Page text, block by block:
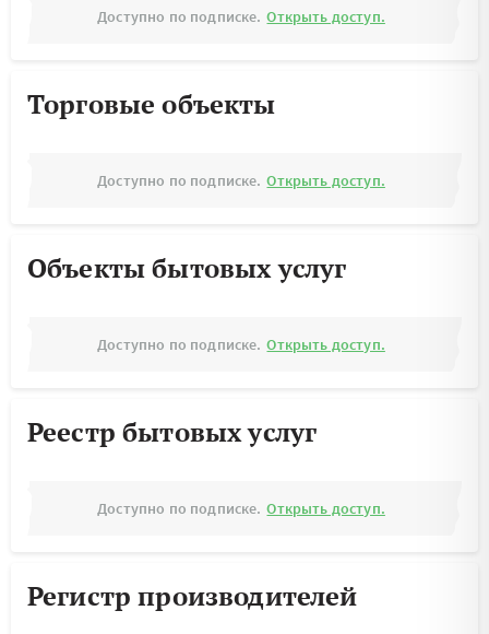
Доступно по подписке. Открыть доступ.
Торговые объекты
Доступно по подписке. Открыть доступ.
Объекты бытовых услуг
Доступно по подписке. Открыть доступ.
Реестр бытовых услуг
Доступно по подписке. Открыть доступ.
Регистр производителей